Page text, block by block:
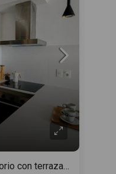
Apartamento de 1 dormitorio con terraza y COCHERA INCLUIDA en Parque Batlle!